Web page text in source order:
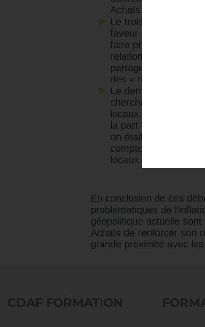
Achats de "muscler
Le troisième axe est
faveur des
faire pression sur
relation fournisseur,
partager la valeur
des « meilleurs »
Le dernier axe est la
chercher le prix le
locaux. Ronan
la part d'Achats en
on était poussés par
compte auprès de
locaux. Donc, en
En conclusion de ces
problématiques de
géopolitique actuelle
Achats de renforcer son
grande proximité avec
CDAF FORMATION